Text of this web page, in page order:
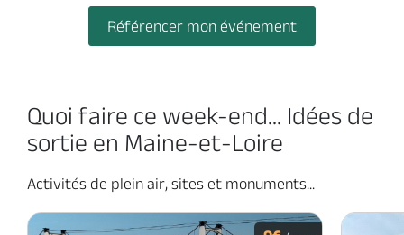
Référencer mon événement
Quoi faire ce week-end... Idées de
sortie en Maine-et-Loire
Activités de plein air, sites et monuments...